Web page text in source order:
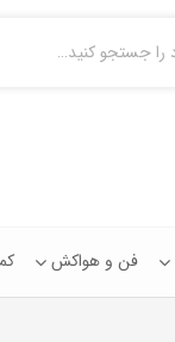
فن و هواکش